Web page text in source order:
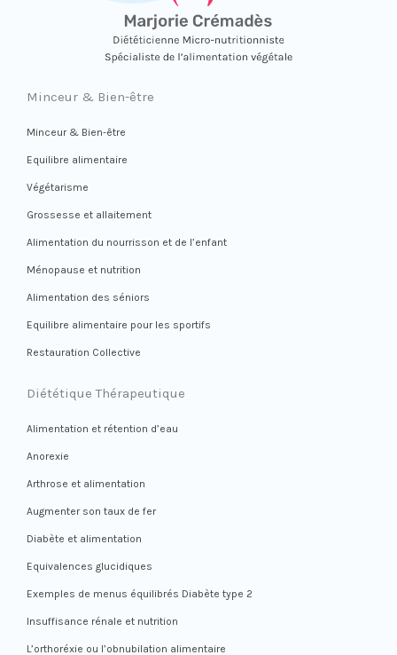
Minceur & Bien-être
Minceur & Bien-être
Equilibre alimentaire
Végétarisme
Grossesse et allaitement
Alimentation du nourrisson et de l’enfant
Ménopause et nutrition
Alimentation des séniors
Equilibre alimentaire pour les sportifs
Restauration Collective
Diététique Thérapeutique
Alimentation et rétention d’eau
Anorexie
Arthrose et alimentation
Augmenter son taux de fer
Diabète et alimentation
Equivalences glucidiques
Exemples de menus équilibrés Diabète type 2
Insuffisance rénale et nutrition
L’orthoréxie ou l’obnubilation alimentaire